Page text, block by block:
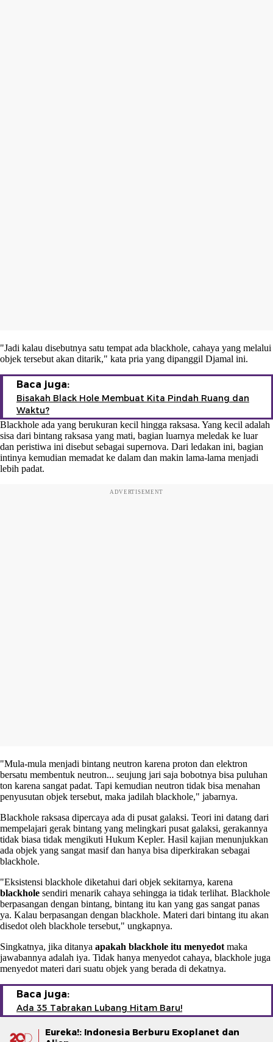
"Jadi kalau disebutnya satu tempat ada blackhole, cahaya yang melalui
objek tersebut akan ditarik," kata pria yang dipanggil Djamal ini.
Baca juga:
Bisakah Black Hole Membuat Kita Pindah Ruang dan
Waktu?
Blackhole ada yang berukuran kecil hingga raksasa. Yang kecil adalah
sisa dari bintang raksasa yang mati, bagian luarnya meledak ke luar
dan peristiwa ini disebut sebagai supernova. Dari ledakan ini, bagian
intinya kemudian memadat ke dalam dan makin lama-lama menjadi
lebih padat.
ADVERTISEMENT
"Mula-mula menjadi bintang neutron karena proton dan elektron
bersatu membentuk neutron... seujung jari saja bobotnya bisa puluhan
ton karena sangat padat. Tapi kemudian neutron tidak bisa menahan
penyusutan objek tersebut, maka jadilah blackhole," jabarnya.
Blackhole raksasa dipercaya ada di pusat galaksi. Teori ini datang dari
mempelajari gerak bintang yang melingkari pusat galaksi, gerakannya
tidak biasa tidak mengikuti Hukum Kepler. Hasil kajian menunjukkan
ada objek yang sangat masif dan hanya bisa diperkirakan sebagai
blackhole.
"Eksistensi blackhole diketahui dari objek sekitarnya, karena
blackhole sendiri menarik cahaya sehingga ia tidak terlihat. Blackhole
berpasangan dengan bintang, bintang itu kan yang gas sangat panas
ya. Kalau berpasangan dengan blackhole. Materi dari bintang itu akan
disedot oleh blackhole tersebut," ungkapnya.
Singkatnya, jika ditanya apakah blackhole itu menyedot maka
jawabannya adalah iya. Tidak hanya menyedot cahaya, blackhole juga
menyedot materi dari suatu objek yang berada di dekatnya.
Baca juga:
Ada 35 Tabrakan Lubang Hitam Baru!
Eureka!: Indonesia Berburu Exoplanet dan